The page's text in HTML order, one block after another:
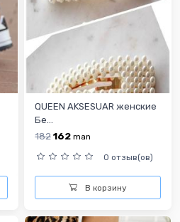
QUEEN AKSESUAR женские
Бе...
182162 man
0 отзыв(ов)
В корзину